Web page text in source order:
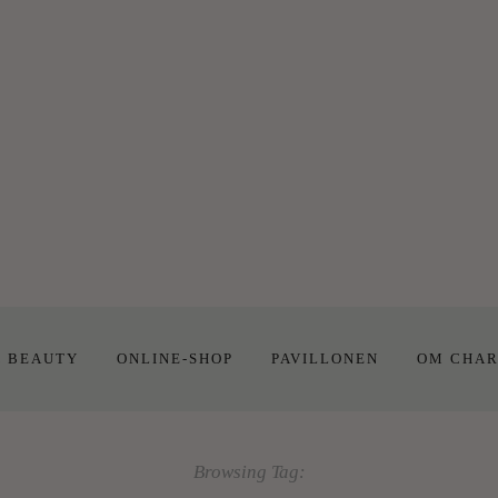
BEAUTY ONLINE-SHOP PAVILLONEN OM
Browsing Tag: